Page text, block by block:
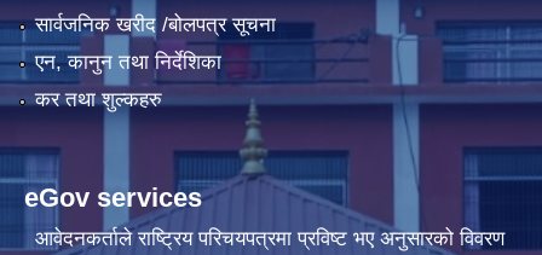
सार्वजनिक खरीद /बोलपत्र सूचना
एन, कानुन तथा निर्देशिका
कर तथा शुल्कहरु
eGov services
आवेदनकर्ताले राष्‍ट्रिय परिचयपत्रमा प्रविष्ट भए अनुसारको विवरण